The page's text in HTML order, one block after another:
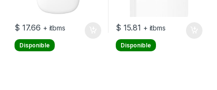
$ 17.66 + itbms
Disponible
$ 15.81 + itbms
Disponible